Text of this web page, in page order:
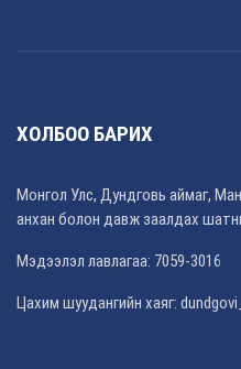
ХОЛБОО БАРИХ
Монгол Улс, Дундговь аймаг,
анхан болон давж заалдах
Мэдээлэл лавлагаа: 7059-3016
Цахим шуудангийн хаяг: